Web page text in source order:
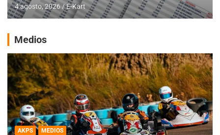
4 agosto, 2026 E-Kart
Medios
AKPS MEDIOS